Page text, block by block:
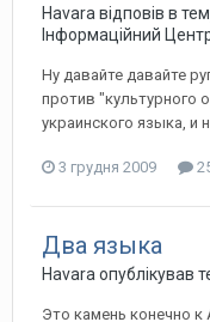
Havara відповів в
Інформаційний
Ну давайте давайте
против "культурного
украинского языка, и
3 грудня 2009
Два языка
Havara опублікував
Это камень конечно